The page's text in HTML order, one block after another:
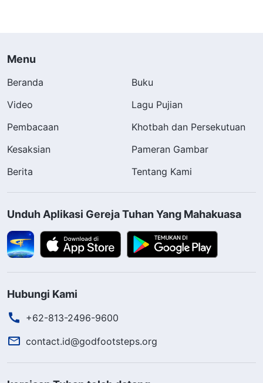
Menu
Beranda
Buku
Video
Lagu Pujian
Pembacaan
Khotbah dan Persekutuan
Kesaksian
Pameran Gambar
Berita
Tentang Kami
Unduh Aplikasi Gereja Tuhan Yang Mahakuasa
Hubungi Kami
+62-813-2496-9600
contact.id@godfootsteps.org